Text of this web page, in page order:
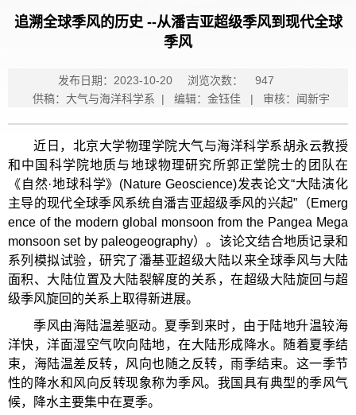
追溯全球季风的历史 --从潘吉亚超级季风到现代全球
季风
发布日期：2023-10-20 浏览次数：
947
供稿：大气与海洋科学系 | 编辑：金钰佳 | 审核：闻新宇
近日，北京大学物理学院大气与海洋科学系胡永云教授
和中国科学院地质与地球物理研究所郭正堂院士的团队在
《自然·地球科学》(Nature Geoscience)发表论文“大陆演化
主导的现代全球季风系统自潘吉亚超级季风的兴起”（Emerg
ence of the modern global monsoon from the Pangea Mega
monsoon set by paleogeography）。该论文结合地质记录和
系列模拟试验，研究了潘基亚超级大陆以来全球季风与大陆
面积、大陆位置及大陆裂解度的关系，在超级大陆旋回与超
级季风旋回的关系上取得新进展。
季风由海陆温差驱动。夏季到来时，由于陆地升温较海
洋快，洋面湿空气吹向陆地，在大陆形成降水。随着夏季结
束，海陆温差反转，风向也随之反转，雨季结束。这一季节
性的降水和风向反转现象称为季风。我国具有典型的季风气
候，降水主要集中在夏季。